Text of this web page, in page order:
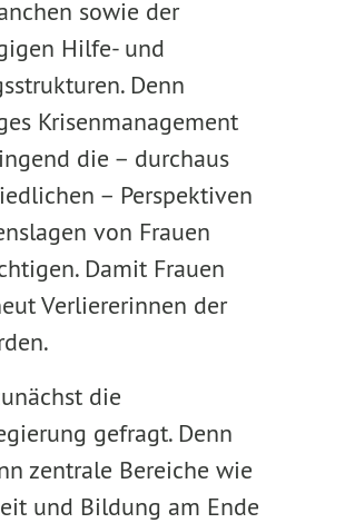
sowie der
Hilfe- und
Denn
Krisenmanagement
die – durchaus
– Perspektiven
von Frauen
Damit Frauen
Verliererinnen der
die
gefragt. Denn
zentrale Bereiche wie
und Bildung am Ende